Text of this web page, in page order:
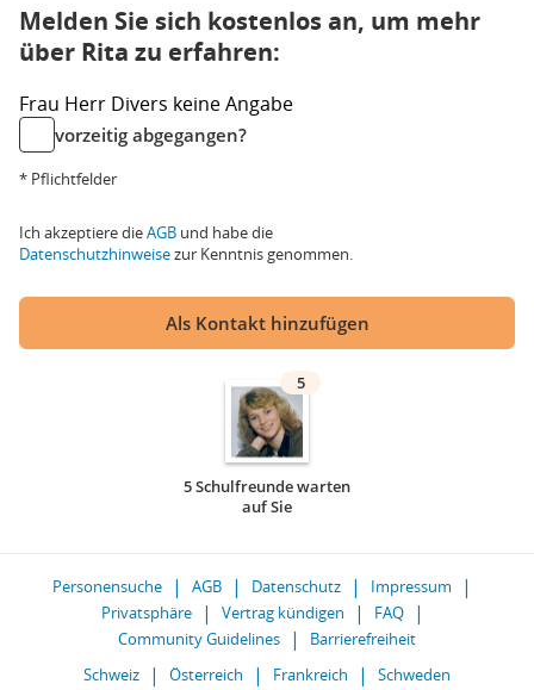
Melden Sie sich kostenlos an, um mehr
über Rita zu erfahren:
Frau Herr Divers keine Angabe
vorzeitig abgegangen?
* Pflichtfelder
Ich akzeptiere dieAGB und habe die
Datenschutzhinweisezur Kenntnis genommen.
Als Kontakt hinzufügen
5
5 Schulfreunde warten
auf Sie
Personensuche AGB Datenschutz
Impressum
Privatsphäre
Vertrag kündigen
FAQ
Community Guidelines
Barrierefreiheit
Schweiz
Österreich Frankreich Schweden